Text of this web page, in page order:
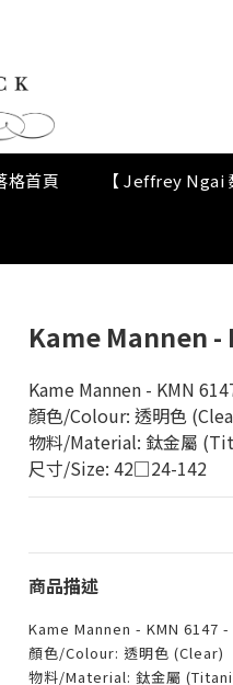
格首頁 【 Jeffrey Ngai
Kame Mannen -
Kame Mannen - KMN
顏色/Colour: 透明色
物料/Material: 鈦金屬
尺寸/Size: 42□24-142
商品描述
Kame Mannen - KMN 6147 -
顏色/Colour: 透明色 (Clear)
物料/Material: 鈦金屬